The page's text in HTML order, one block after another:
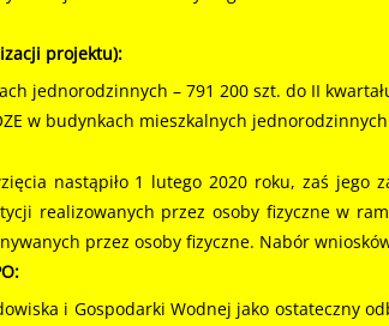
projektu):
jednorodzinnych – 791 200 szt. do II
w budynkach mieszkalnych
nastąpiło 1 lutego 2020 roku, zaś
realizowanych przez osoby fizyczne w
przez osoby fizyczne. Nabór
i Gospodarki Wodnej jako ostateczny